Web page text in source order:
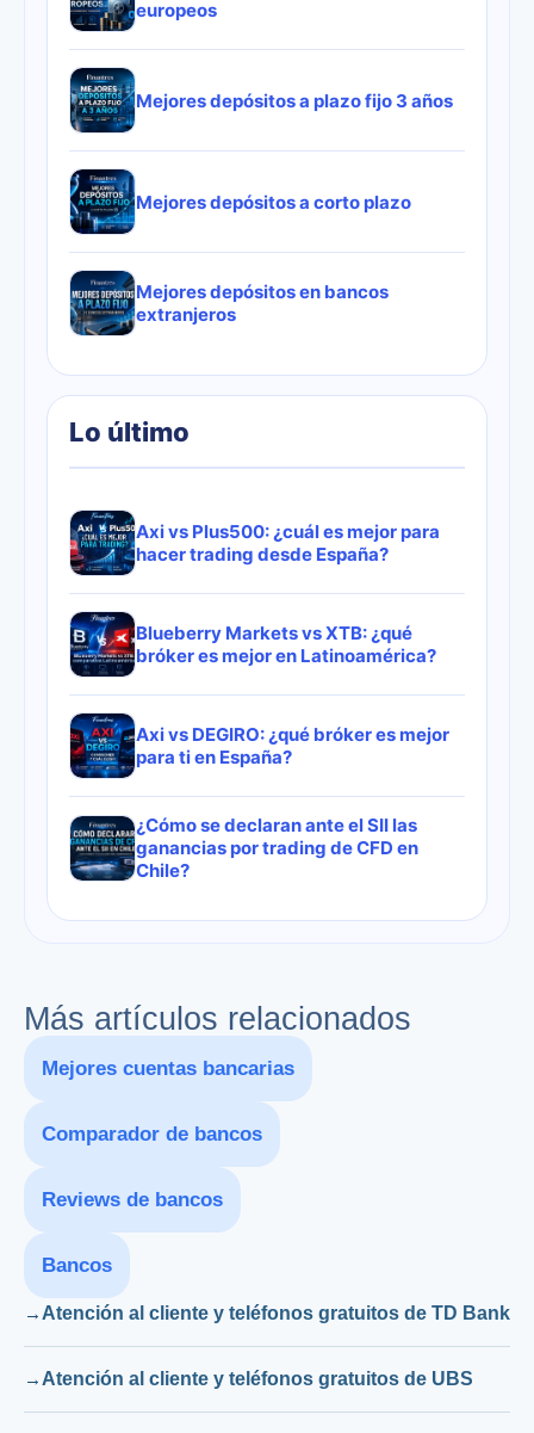
europeos
Mejores depósitos a plazo fijo 3 años
Mejores depósitos a corto plazo
Mejores depósitos en bancos
extranjeros
Lo último
Axi vs Plus500: ¿cuál es mejor para
hacer trading desde España?
Blueberry Markets vs XTB: ¿qué
bróker es mejor en Latinoamérica?
Axi vs DEGIRO: ¿qué bróker es mejor
para ti en España?
¿Cómo se declaran ante el SII las
ganancias por trading de CFD en
Chile?
Más artículos relacionados
Mejores cuentas bancarias
Comparador de bancos
Reviews de bancos
Bancos
Atención al cliente y teléfonos gratuitos de TD Bank
Atención al cliente y teléfonos gratuitos de UBS